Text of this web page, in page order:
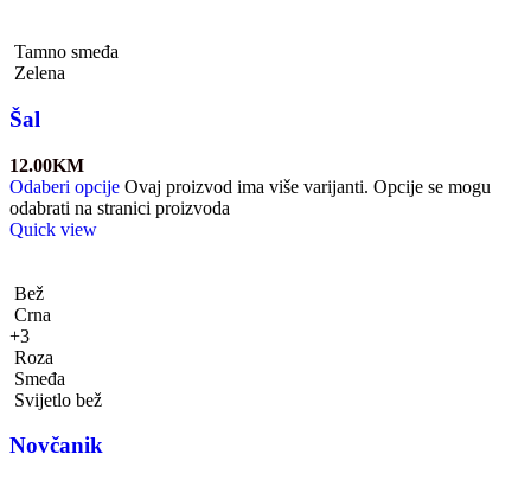
Tamno smeđa
Zelena
Šal
12.00KM
Odaberi opcije Ovaj proizvod ima više varijanti. Opcije se mogu
odabrati na stranici proizvoda
Quick view
Bež
Crna
+3
Roza
Smeđa
Svijetlo bež
Novčanik